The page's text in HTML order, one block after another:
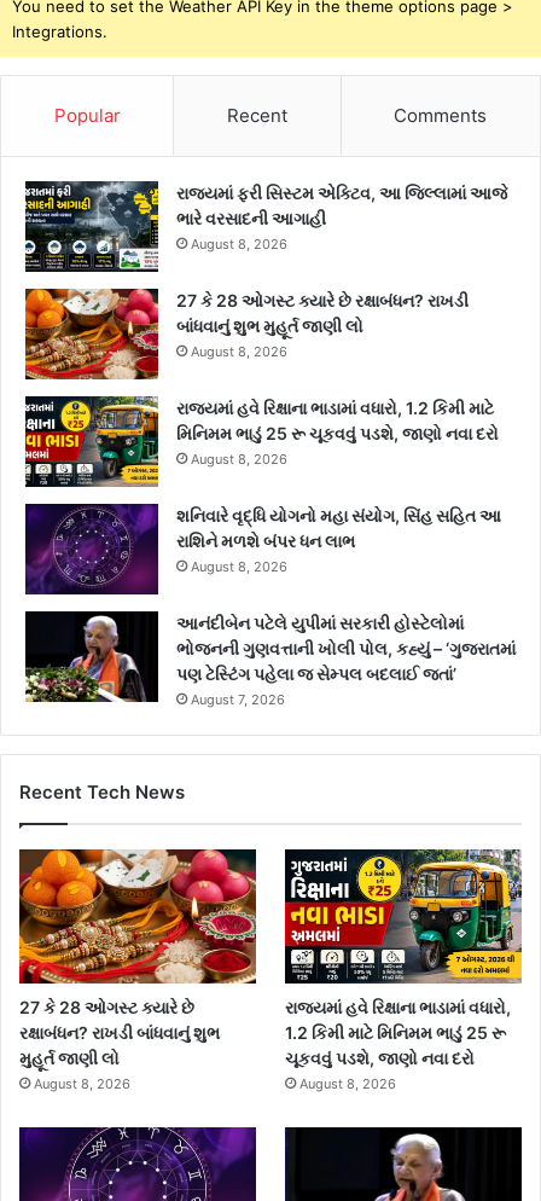
You need to set the Weather API Key in the theme options page >
Integrations.
Popular Recent Comments
રાજ્યમાં ફરી સિસ્ટમ એક્ટિવ, આ જિલ્લામાં આજે
ભારે વરસાદની આગાહી
August 8, 2026
27 કે 28 ઓગસ્ટ ક્યારે છે રક્ષાબંધન? રાખડી
બાંધવાનું શુભ મુહૂર્ત જાણી લો
August 8, 2026
રાજ્યમાં હવે રિક્ષાના ભાડામાં વધારો, 1.2 કિમી માટે
મિનિમમ ભાડું 25 રૂ ચૂકવવું પડશે, જાણો નવા દરો
August 8, 2026
શનિવારે વૃદ્ધિ યોગનો મહા સંયોગ, સિંહ સહિત આ
રાશિને મળશે બંપર ધન લાભ
August 8, 2026
આનંદીબેન પટેલે યુપીમાં સરકારી હોસ્ટેલોમાં
ભોજનની ગુણવત્તાની ખોલી પોલ, કહ્યું – ‘ગુજરાતમાં
પણ ટેસ્ટિંગ પહેલા જ સેમ્પલ બદલાઈ જતાં’
August 7, 2026
Recent Tech News
27 કે 28 ઓગસ્ટ ક્યારે છે
રક્ષાબંધન? રાખડી બાંધવાનું શુભ
મુહૂર્ત જાણી લો
August 8, 2026
રાજ્યમાં હવે રિક્ષાના ભાડામાં વધારો,
1.2 કિમી માટે મિનિમમ ભાડું 25 રૂ
ચૂકવવું પડશે, જાણો નવા દરો
August 8, 2026